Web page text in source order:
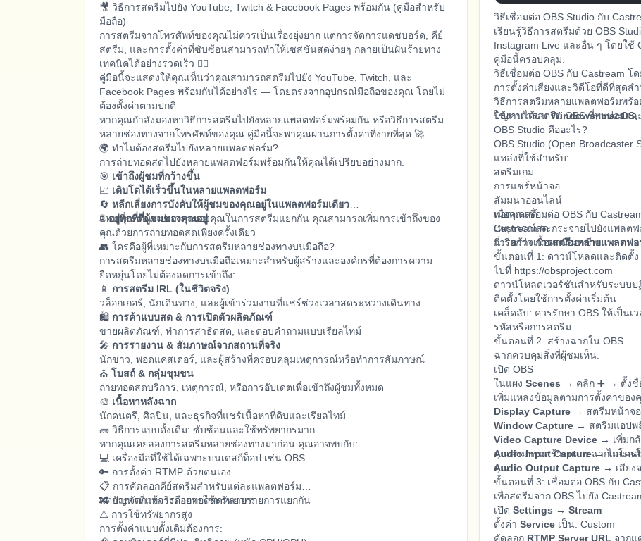
🎥 วิธีการสตรีมไปยัง YouTube, Twitch & Facebook Pages พร้อมกัน (คู่มือสำหรับ
มือถือ)
การสตรีมจากโทรศัพท์ของคุณไม่ควรเป็นเรื่องยุ่งยาก แต่การจัดการแดชบอร์ด, คีย์
สตรีม, และการตั้งค่าที่ซับซ้อนสามารถทำให้เซสชันสดง่ายๆ กลายเป็นฝันร้ายทาง
เทคนิคได้อย่างรวดเร็ว 😵‍💫
คู่มือนี้จะแสดงให้คุณเห็นว่าคุณสามารถสตรีมไปยัง YouTube, Twitch, และ
Facebook Pages พร้อมกันได้อย่างไร — โดยตรงจากอุปกรณ์มือถือของคุณ โดยไม่
ต้องตั้งค่าตามปกติ
หากคุณกำลังมองหาวิธีการสตรีมไปยังหลายแพลตฟอร์มพร้อมกัน หรือวิธีการสตรีม
หลายช่องทางจากโทรศัพท์ของคุณ คู่มือนี้จะพาคุณผ่านการตั้งค่าที่ง่ายที่สุด 🚀
🌍 ทำไมต้องสตรีมไปยังหลายแพลตฟอร์ม?
การถ่ายทอดสดไปยังหลายแพลตฟอร์มพร้อมกันให้คุณได้เปรียบอย่างมาก:
🎯 เข้าถึงผู้ชมที่กว้างขึ้น
📈 เติบโตได้เร็วขึ้นในหลายแพลตฟอร์ม
🔄 หลีกเลี่ยงการบังคับให้ผู้ชมของคุณอยู่ในแพลตฟอร์มเดียว
🌐อยู่ทุกที่ที่ผู้ชมของคุณอยู่
แทนที่จะต้องแบ่งเวลาของคุณในการสตรีมแยกกัน คุณสามารถเพิ่มการเข้าถึงของ
คุณด้วยการถ่ายทอดสดเพียงครั้งเดียว
👥 ใครคือผู้ที่เหมาะกับการสตรีมหลายช่องทางบนมือถือ?
การสตรีมหลายช่องทางบนมือถือเหมาะสำหรับผู้สร้างและองค์กรที่ต้องการความ
ยืดหยุ่นโดยไม่ต้องลดการเข้าถึง:
📱 การสตรีม IRL (ในชีวิตจริง)
วล็อกเกอร์, นักเดินทาง, และผู้เข้าร่วมงานที่แชร์ช่วงเวลาสดระหว่างเดินทาง
🛍️ การค้าแบบสด & การเปิดตัวผลิตภัณฑ์
ขายผลิตภัณฑ์, ทำการสาธิตสด, และตอบคำถามแบบเรียลไทม์
🎤 การรายงาน & สัมภาษณ์จากสถานที่จริง
นักข่าว, พอดแคสเตอร์, และผู้สร้างที่ครอบคลุมเหตุการณ์หรือทำการสัมภาษณ์
⛪ โบสถ์ & กลุ่มชุมชน
ถ่ายทอดสดบริการ, เหตุการณ์, หรือการอัปเดตเพื่อเข้าถึงผู้ชมทั้งหมด
🎨 เนื้อหาหลังฉาก
นักดนตรี, ศิลปิน, และธุรกิจที่แชร์เนื้อหาที่ดิบและเรียลไทม์
🧱 วิธีการแบบดั้งเดิม: ซับซ้อนและใช้ทรัพยากรมาก
หากคุณเคยลองการสตรีมหลายช่องทางมาก่อน คุณอาจพบกับ:
💻 เครื่องมือที่ใช้ได้เฉพาะบนเดสก์ท็อป เช่น OBS
🔑 การตั้งค่า RTMP ด้วยตนเอง
📋 การคัดลอกคีย์สตรีมสำหรับแต่ละแพลตฟอร์ม
🔀 การจัดการการถ่ายทอดสดหลายรายการแยกกัน
แต่ปัญหาที่แท้จริงคือการใช้ทรัพยากร
⚠️ การใช้ทรัพยากรสูง
การตั้งค่าแบบดั้งเดิมต้องการ:
วิธีเชื่อมต่อ OBS Studio กับ
เรียนรู้วิธีการสตรีมด้วย OBS
Instagram Live และอื่น ๆ โดยใช้
คู่มือนี้ครอบคลุม:
วิธีเชื่อมต่อ OBS กับ Castream โ
การตั้งค่าเสียงและวิดีโอที่ดีที่สุดส
วิธีการสตรีมหลายแพลตฟอร์มพร้
ปัญหาการสตรีม OBS ที่พบบ่อยแล
ใช้งานได้บนWindows,
OBS Studio คืออะไร?
OBS Studio (Open
แหล่งที่ใช้สำหรับ:
สตรีมเกม
การแชร์หน้าจอ
สัมมนาออนไลน์
พอดแคสต์
เหตุการณ์สด
การสร้างเนื้อหามืออาชีพ
เมื่อคุณเชื่อมต่อ OBS กับ
Castream จะกระจายไปยังแพลต
นี่เรียกว่าการสตรีมหลายแพลตฟอ
ขั้นตอนที่ 1: ดาวน์โหลดและติดตั้ง
ไปที่ https://obsproject.com
ดาวน์โหลดเวอร์ชันสำหรับระบบ
ติดตั้งโดยใช้การตั้งค่าเริ่มต้น
เคล็ดลับ: ควรรักษา OBS ให้เป็น
รหัสหรือการสตรีม.
ขั้นตอนที่ 2: สร้างฉากใน OBS
ฉากควบคุมสิ่งที่ผู้ชมเห็น.
เปิด OBS
ในแผง Scenes → คลิก ➕ → ตั้งชื่
เพิ่มแหล่งข้อมูลตามการตั้งค่าของ
Display Capture → สตรีมหน้าจ
Window Capture → สตรีมแอปพ
Video Capture Device → เพิ่มก
Audio Input Capture→ ไมโคร
Audio Output Capture → เสียง
คุณสามารถสร้างหลายฉากและสลั
คุณ.
ขั้นตอนที่ 3: เชื่อมต่อ OBS กับ
เพื่อสตรีมจาก OBS ไปยัง
เปิด Settings → Stream
ตั้งค่า Service เป็น: Custom
คัดลอก RTMP Server URL จาก